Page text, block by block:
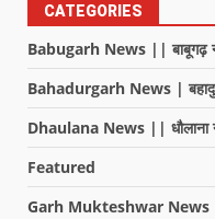
CATEGORIES
Babugarh News || बाबूगढ़
Bahadurgarh News |
Dhaulana News || धौलाना
Featured
Garh Mukteshwar News |